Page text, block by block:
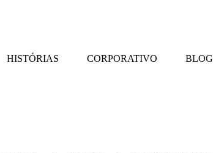
HISTÓRIAS CORPORATIVO BLOG